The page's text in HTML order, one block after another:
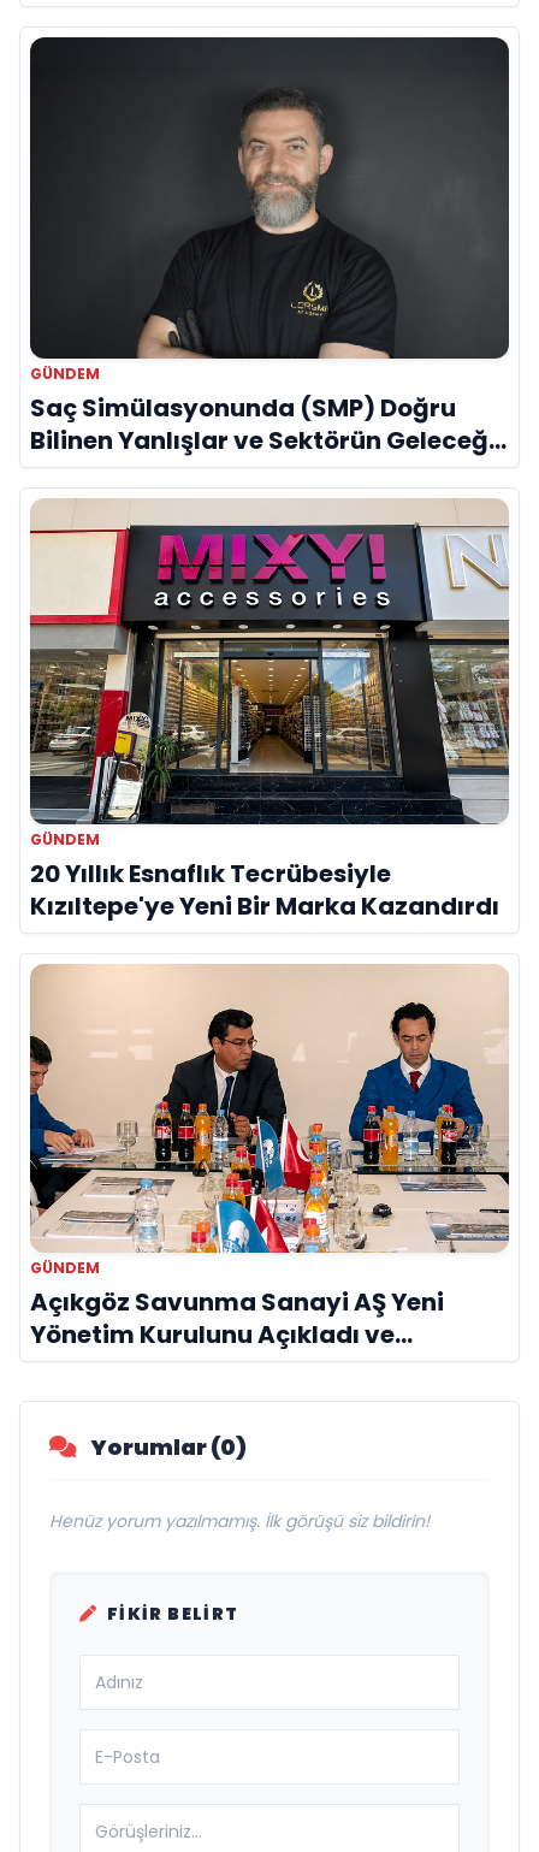
GÜNDEM
Saç Simülasyonunda (SMP) Doğru
Bilinen Yanlışlar ve Sektörün Geleceği:
Onur Akdeniz ile Özel Röportaj
GÜNDEM
20 Yıllık Esnaflık Tecrübesiyle
Kızıltepe'ye Yeni Bir Marka Kazandırdı
GÜNDEM
Açıkgöz Savunma Sanayi AŞ Yeni
Yönetim Kurulunu Açıkladı ve
Savunma Sanayinde Küresel Vizyon
Vurgusu
Yorumlar (0)
Henüz yorum yazılmamış. İlk görüşü siz bildirin!
FIKIR BELIRT